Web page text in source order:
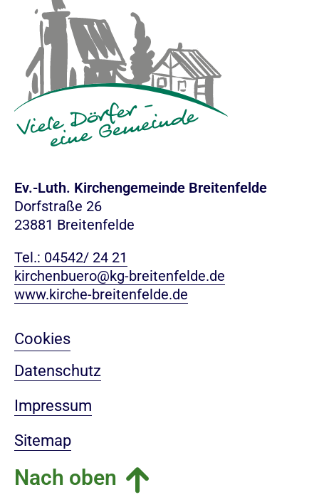
Ev.-Luth. Kirchengemeinde Breitenfelde
Dorfstraße 26
23881 Breitenfelde
Tel.: 04542/ 24 21
kirchenbuero@kg-breitenfelde.de
www.kirche-breitenfelde.de
Cookies
Datenschutz
Impressum
Sitemap
Nach oben